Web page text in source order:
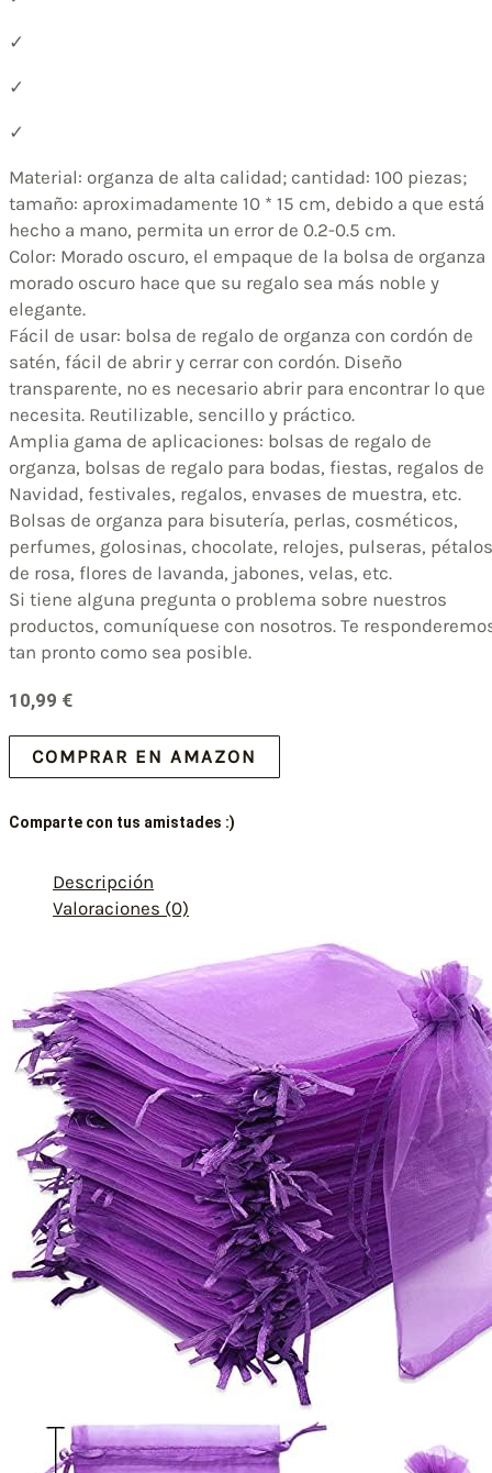
✓
✓
✓
Material: organza de alta calidad; cantidad: 100 piezas;
tamaño: aproximadamente 10 * 15 cm, debido a que está
hecho a mano, permita un error de 0.2-0.5 cm.
Color: Morado oscuro, el empaque de la bolsa de organza
morado oscuro hace que su regalo sea más noble y
elegante.
Fácil de usar: bolsa de regalo de organza con cordón de
satén, fácil de abrir y cerrar con cordón. Diseño
transparente, no es necesario abrir para encontrar lo que
necesita. Reutilizable, sencillo y práctico.
Amplia gama de aplicaciones: bolsas de regalo de
organza, bolsas de regalo para bodas, fiestas, regalos de
Navidad, festivales, regalos, envases de muestra, etc.
Bolsas de organza para bisutería, perlas, cosméticos,
perfumes, golosinas, chocolate, relojes, pulseras, pétalos
de rosa, flores de lavanda, jabones, velas, etc.
Si tiene alguna pregunta o problema sobre nuestros
productos, comuníquese con nosotros. Te
tan pronto como sea posible.
10,99 €
COMPRAR EN AMAZON
Comparte con tus amistades :)
Descripción
Valoraciones (0)